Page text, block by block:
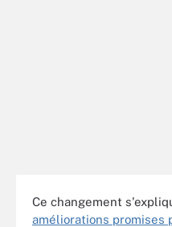
Ce changement
améliorations promises